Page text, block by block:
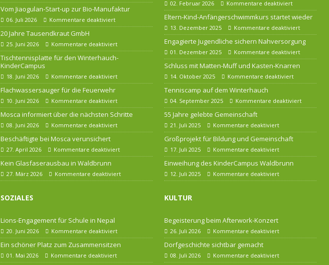
Vom Jiaogulan-Start-up zur Bio-Manufaktur
06. Juli 2026 Kommentare deaktiviert
20 Jahre Tausendkraut GmbH
25. Juni 2026 Kommentare deaktiviert
Tischtennisplatte für den Winterhauch-
KinderCampus
18. Juni 2026 Kommentare deaktiviert
Flachwassersauger für die Feuerwehr
10. Juni 2026 Kommentare deaktiviert
Mosca informiert über die nächsten Schritte
08. Juni 2026 Kommentare deaktiviert
Beschäftigte bei Mosca verunsichert
27. April 2026 Kommentare deaktiviert
Kein Glasfaserausbau in Waldbrunn
27. März 2026 Kommentare deaktiviert
SOZIALES
Lions-Engagement für Schule in Nepal
20. Juni 2026 Kommentare deaktiviert
Ein schöner Platz zum Zusammensitzen
01. Mai 2026 Kommentare deaktiviert
02. Februar 2026 Kommentare deaktiviert
Eltern-Kind-Anfängerschwimmkurs startet wieder
13. Dezember 2025 Kommentare deaktiviert
Engagierte Jugendliche sichern Nahversorgung
01. Dezember 2025 Kommentare deaktiviert
Schluss mit Matten-Muff und Kasten-Knarren
14. Oktober 2025 Kommentare deaktiviert
Tenniscamp auf dem Winterhauch
04. September 2025 Kommentare deaktiviert
55 Jahre gelebte Gemeinschaft
21. Juli 2025 Kommentare deaktiviert
Großprojekt für Bildung und Gemeinschaft
17. Juli 2025 Kommentare deaktiviert
Einweihung des KinderCampus Waldbrunn
12. Juli 2025 Kommentare deaktiviert
KULTUR
Begeisterung beim Afterwork-Konzert
26. Juli 2026 Kommentare deaktiviert
Dorfgeschichte sichtbar gemacht
08. Juli 2026 Kommentare deaktiviert